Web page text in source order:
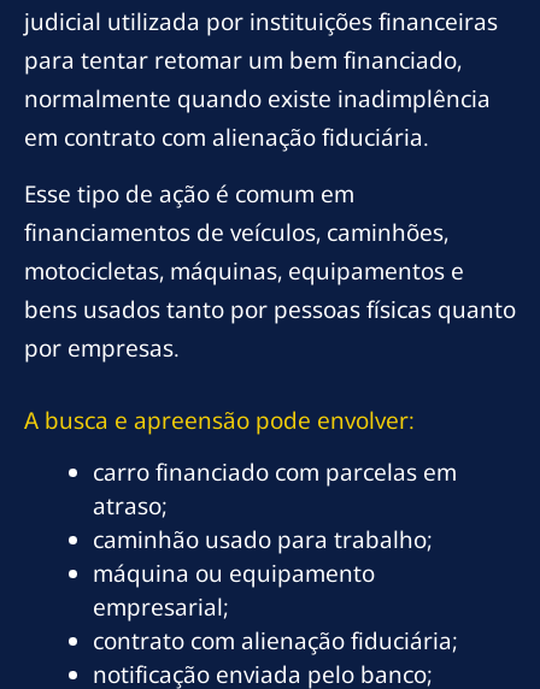
judicial utilizada por instituições financeiras
para tentar retomar um bem financiado,
normalmente quando existe inadimplência
em contrato com alienação fiduciária.
Esse tipo de ação é comum em
financiamentos de veículos, caminhões,
motocicletas, máquinas, equipamentos e
bens usados tanto por pessoas físicas quanto
por empresas.
A busca e apreensão pode envolver:
carro financiado com parcelas em
atraso;
caminhão usado para trabalho;
máquina ou equipamento
empresarial;
contrato com alienação fiduciária;
notificação enviada pelo banco;